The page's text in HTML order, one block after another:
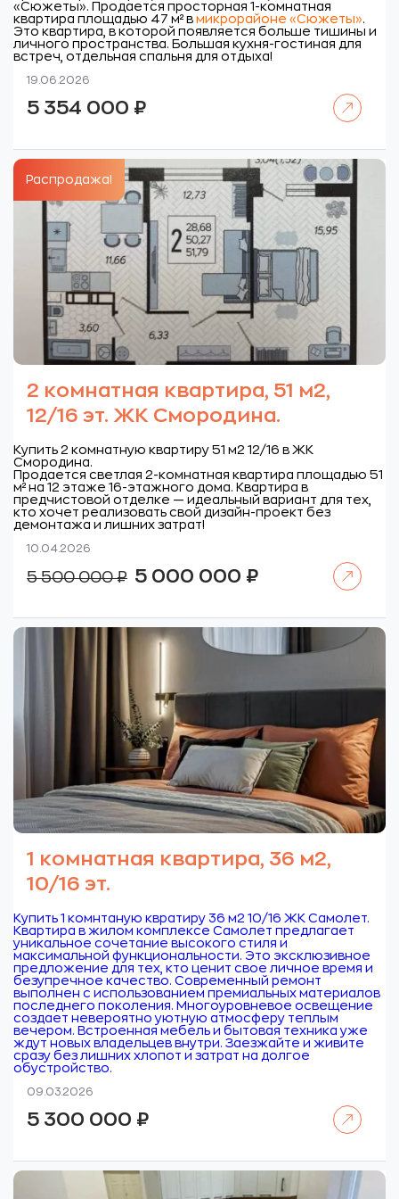
«Сюжеты». Продается просторная 1-комнатная
квартира площадью 47 м² в микрорайоне «Сюжеты».
Это квартира, в которой появляется больше тишины и
личного пространства. Большая кухня-гостиная для
встреч, отдельная спальня для отдыха!
19.06.2026
5 354 000 ₽
Распродажа!
2 комнатная квартира, 51 м2,
12/16 эт. ЖК Смородина.
Купить 2 комнатную квартиру 51 м2 12/16 в ЖК
Смородина.
Продается светлая 2-комнатная квартира площадью 51
м² на 12 этаже 16-этажного дома. Квартира в
предчистовой отделке — идеальный вариант для тех,
кто хочет реализовать свой дизайн-проект без
демонтажа и лишних затрат!
10.04.2026
5 500 000₽
Первоначальная
цена
500
000 ₽.
5 000 000 ₽Текущая
000 ₽.
1 комнатная квартира, 36 м2,
10/16 эт.
Купить 1 комнтаную квратиру 36 м2 10/16 ЖК Самолет.
Квартира в жилом комплексе Самолет предлагает
уникальное сочетание высокого стиля и
максимальной функциональности. Это эксклюзивное
предложение для тех, кто ценит свое личное время и
безупречное качество. Современный ремонт
выполнен с использованием премиальных материалов
последнего поколения. Многоуровневое освещение
создает невероятно уютную атмосферу теплым
вечером. Встроенная мебель и бытовая техника уже
ждут новых владельцев внутри. Заезжайте и живите
сразу без лишних хлопот и затрат на долгое
обустройство.
09.03.2026
5 300 000 ₽